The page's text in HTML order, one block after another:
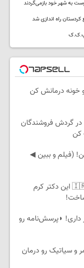
پ.ک.ک
خونه درمانش کن
در گردش فروشندگان
کن
(فیلم و ببین ◀
برای اولین بار در ایران🇮🇷 این دکتر کرم
داری! ◗پرسش‌نامه رو
و سیاتیک رو درمان